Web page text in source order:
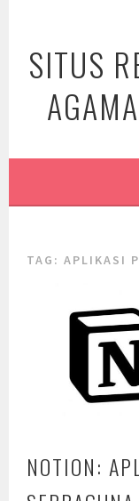
content
SITUS
TAG:APLIKASI
NOTION: